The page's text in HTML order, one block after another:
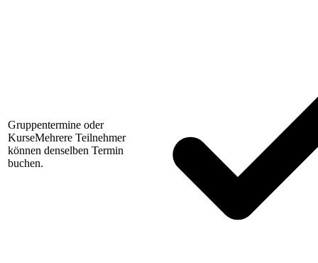
Gruppentermine oder
KurseMehrere Teilnehmer
können denselben Termin
buchen.